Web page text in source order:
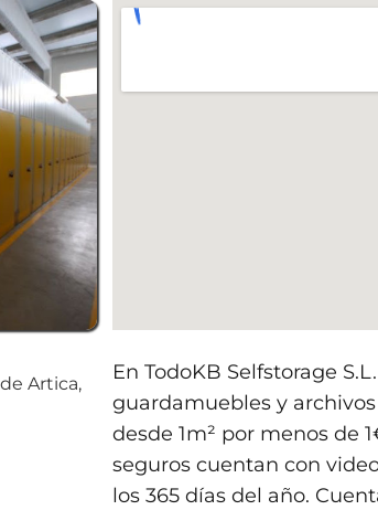
Artica,
En TodoKB Selfstorage
guardamuebles y
desde 1m² por menos de
seguros cuentan con
los 365 días del año.